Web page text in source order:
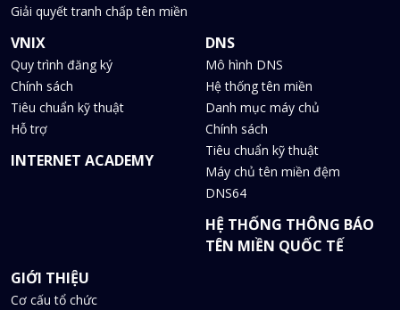
Giải quyết tranh chấp tên miền
VNIX
Quy trình đăng ký
Chính sách
Tiêu chuẩn kỹ thuật
Hỗ trợ
INTERNET ACADEMY
DNS
Mô hình DNS
Hệ thống tên miền
Danh mục máy chủ
Chính sách
Tiêu chuẩn kỹ thuật
Máy chủ tên miền đệm
DNS64
HỆ THỐNG THÔNG BÁO
TÊN MIỀN QUỐC TẾ
GIỚI THIỆU
Cơ cấu tổ chức